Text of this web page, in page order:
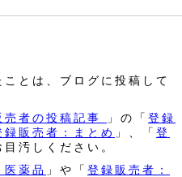
とは、ブログに投稿して
売者の投稿記事 」の「 登録
録販売者：まとめ 」、「 登
目汚しください。
薬品 」や「 登録販売者：